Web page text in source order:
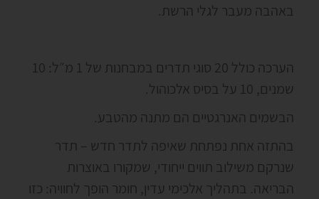
באהבה מעבר לגלי הרשת.
הערכה כולל 20 סוגי תדרים במבחנות של 1 מ״ל: 10
שמנים, 10 על בסיס אלכוהול.
הבשמים האנרגטיים הם מתנה מהטבע.
בהתזה אחת נפתחת שאיפה לתדר חדש – תדר
שנרקם משילוב תווים ייחודי, שמקורו באוצרות
הבריאה. בתהליך אלכימי עדין, חומר הופך לחוויה: כזו